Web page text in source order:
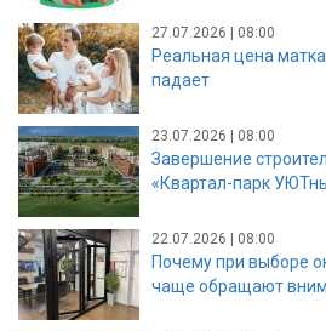
27.07.2026 | 08:00
Реальная цена
падает
23.07.2026 | 08:00
Завершение
«Квартал-парк
22.07.2026 | 08:00
Почему при выборе
чаще обращают